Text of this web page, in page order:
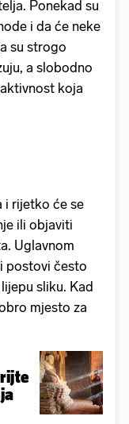
Ponekad su
i da će neke
su strogo
a slobodno
koja
i rijetko će se
ili objaviti
Uglavnom
postovi često
sliku. Kad
mjesto za